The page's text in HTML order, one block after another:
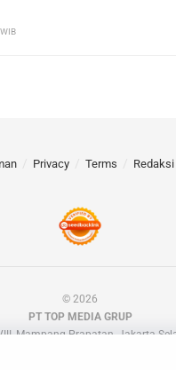
Privacy Terms Redaksi
© 2026
PT TOP MEDIA GRUP
Mampang Prapatan, Jakarta